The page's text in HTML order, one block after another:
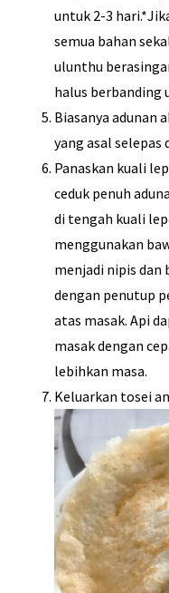
untuk 2-3
semua bahan
ulunthu
halus berbanding
Biasanya adunan
yang asal selepas
Panaskan kuali
ceduk penuh
di tengah kuali
menggunakan
menjadi nipis dan
dengan penutup
atas masak. Api
masak dengan
lebihkan masa.
Keluarkan tosei